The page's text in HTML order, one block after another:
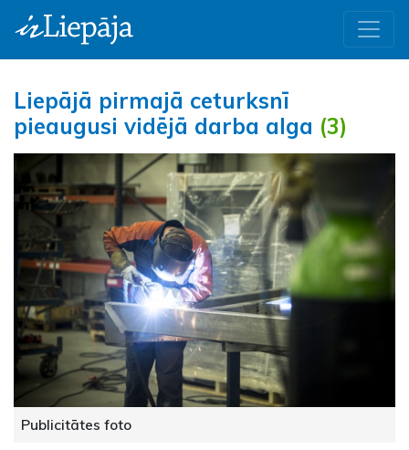
Liepājā pirmajā ceturksnī
pieaugusi vidējā darba alga (3)
Publicitātes foto